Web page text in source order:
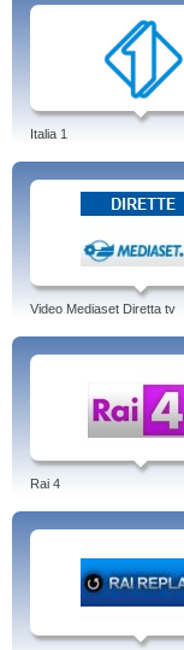
carlo magno, fascismo,
Rai storia è un canale
Radiotelevisione Italiana
chiamato Rai Edu 2, e
divulgazione
storia, la letteratura, la
Author: Jens Borghardt
Italia 1
Video Mediaset Diretta tv
Rai 4